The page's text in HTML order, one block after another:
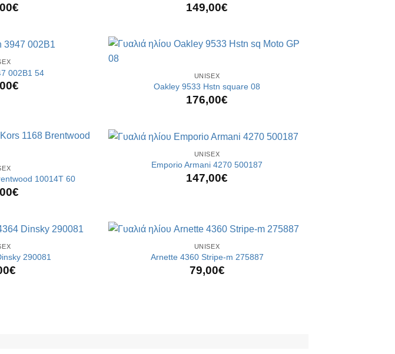
€ 149,00€
002B1 54
€
UNISEX
Oakley 9533 Hstn square 08
176,00€
10014T 60
€
+
UNISEX
Emporio Armani 4270 500187
147,00€
290081
€
+
UNISEX
Arnette 4360 Stripe-m 275887
79,00€